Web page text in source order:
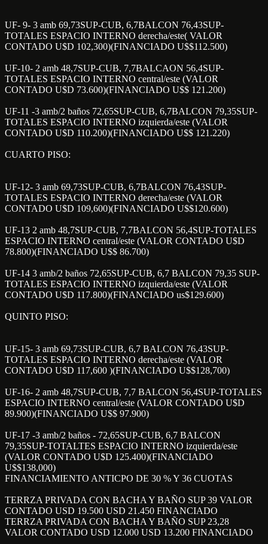
UF- 9- 3 amb 69,73SUP-CUB, 6,7BALCON 76,43SUP-
TOTALES ESPACIO INTERNO derecha/este( VALOR
CONTADO U$D 102,300)(FINANCIADO U$$112.500)
UF-10- 2 amb 48,7SUP-CUB, 7,7BALCAON 56,4SUP-
TOTALES ESPACIO INTERNO central/este (VALOR
CONTADO U$D 73.600)(FINANCIADO U$$ 121.200)
UF-11 -3 amb/2 baños 72,65SUP-CUB, 6,7BALCON 79,35SUP-
TOTALES ESPACIO INTERNO izquierda/este (VALOR
CONTADO U$D 110.200)(FINANCIADO U$$ 121.220)
CUARTO PISO:
UF-12- 3 amb 69,73SUP-CUB, 6,7BALCON 76,43SUP-
TOTALES ESPACIO INTERNO derecha/este (VALOR
CONTADO U$D 109,600)(FINANCIADO U$$120.600)
UF-13 2 amb 48,7SUP-CUB, 7,7BALCON 56,4SUP-TOTALES
ESPACIO INTERNO central/este (VALOR CONTADO U$D
78.800)(FINANCIADO U$$ 86.700)
UF-14 3 amb/2 baños 72,65SUP-CUB, 6,7 BALCON 79,35 SUP-
TOTALES ESPACIO INTERNO izquierda/este (VALOR
CONTADO U$D 117.800)(FINANCIADO us$129.600)
QUINTO PISO:
UF-15- 3 amb 69,73SUP-CUB, 6,7 BALCON 76,43SUP-
TOTALES ESPACIO INTERNO derecha/este (VALOR
CONTADO U$D 117,600 )(FINANCIADO U$$128,700)
UF-16- 2 amb 48,7SUP-CUB, 7,7 BALCON 56,4SUP-TOTALES
ESPACIO INTERNO central/este (VALOR CONTADO U$D
89.900)(FINANCIADO U$$ 97.900)
UF-17 -3 amb/2 baños - 72,65SUP-CUB, 6,7 BALCON
79,35SUP-TOTALTES ESPACIO INTERNO izquierda/este
(VALOR CONTADO U$D 125.400)(FINANCIADO
U$$138,000)
FINANCIAMIENTO ANTICPO DE 30 % Y 36 CUOTAS
TERRZA PRIVADA CON BACHA Y BAÑO SUP 39 VALOR
CONTADO USD 19.500 USD 21.450 FINANCIADO
TERRZA PRIVADA CON BACHA Y BAÑO SUP 23,28
VALOR CONTADO USD 12.000 USD 13.200 FINANCIADO